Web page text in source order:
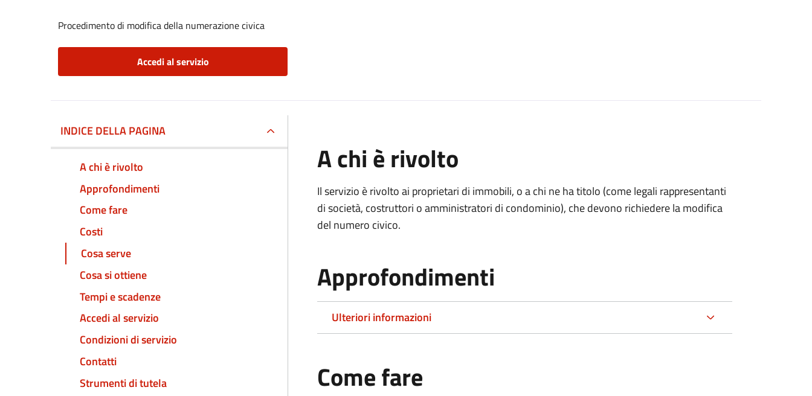
Procedimento di modifica della numerazione civica
Accedi al servizio
INDICE DELLA PAGINA
A chi è rivolto
Approfondimenti
Come fare
Costi
Cosa serve
Cosa si ottiene
Tempi e scadenze
Accedi al servizio
Condizioni di servizio
Contatti
Strumenti di tutela
A chi è rivolto
Il servizio è rivolto ai proprietari di immobili, o a chi ne ha titolo (come legali rappresentanti
di società, costruttori o amministratori di condominio), che devono richiedere la modifica
del numero civico.
Approfondimenti
Ulteriori informazioni
Come fare